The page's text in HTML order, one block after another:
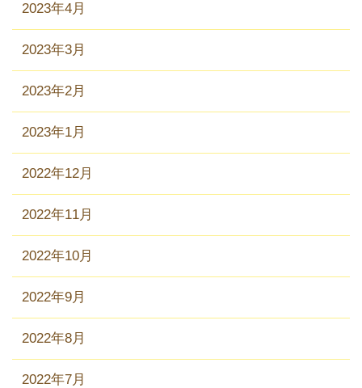
2023年4月
2023年3月
2023年2月
2023年1月
2022年12月
2022年11月
2022年10月
2022年9月
2022年8月
2022年7月